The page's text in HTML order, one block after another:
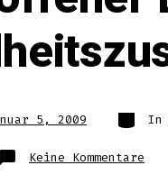
5, 2009 In
Keine Kommentare